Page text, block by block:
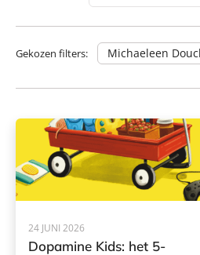
Gekozen filters: Michaeleen
24 JUNI 2026
Dopamine Kids: het 5-